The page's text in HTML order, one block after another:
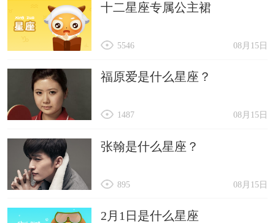
十二星座专属公主裙
08月15日
5546
福原爱是什么星座？
08月15日
1487
张翰是什么星座？
08月15日
895
2月1日是什么星座